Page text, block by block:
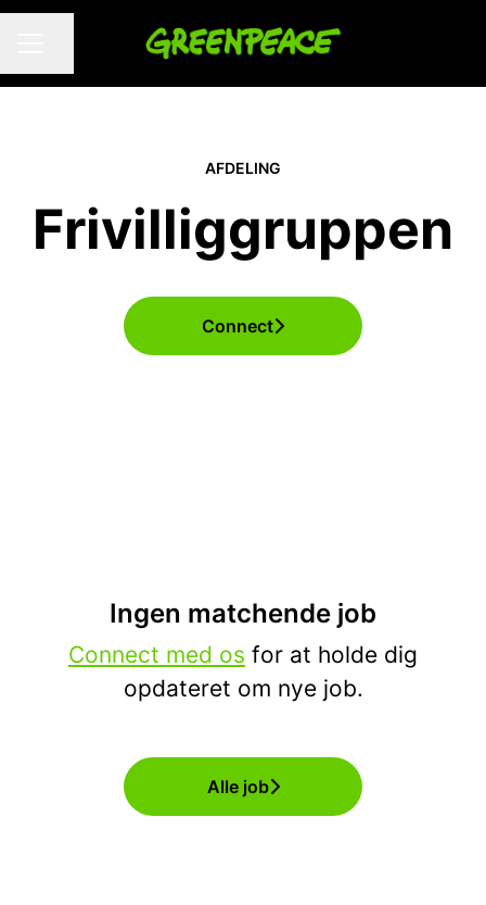
AFDELING
Frivilliggruppen
Connect
Ingen matchende job
Connect med os for at holde dig
opdateret om nye job.
Alle job